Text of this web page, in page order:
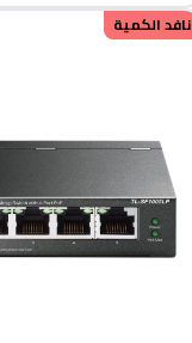
نافد الكمية